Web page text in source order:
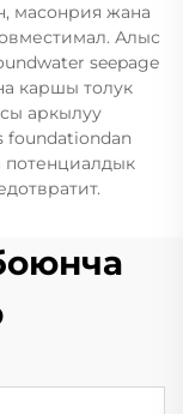
масонрия жана
Алыс
seepage
каршы толук
аркылуу
foundationdan